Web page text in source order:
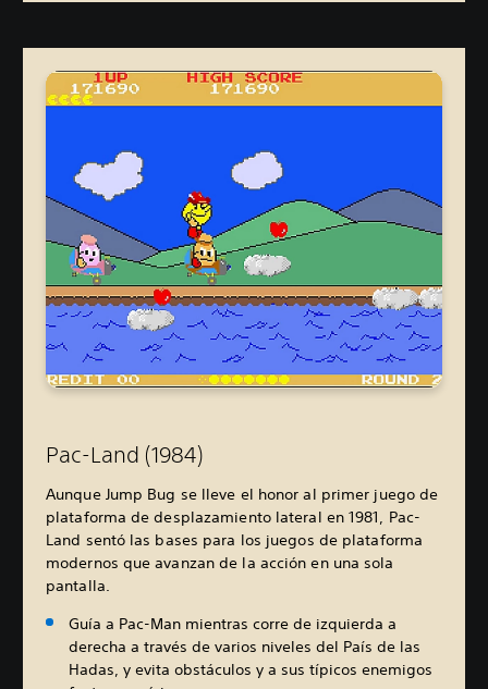
Pac-Land (1984)
Aunque Jump Bug se lleve el honor al primer juego de
plataforma de desplazamiento lateral en 1981, Pac-
Land sentó las bases para los juegos de plataforma
modernos que avanzan de la acción en una sola
pantalla.
Guía a Pac-Man mientras corre de izquierda a
derecha a través de varios niveles del País de las
Hadas, y evita obstáculos y a sus típicos enemigos